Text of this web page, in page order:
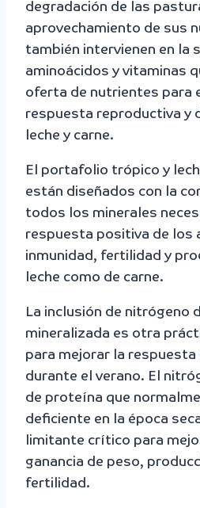
degradación de las
aprovechamiento de sus
también intervienen en la
aminoácidos y vitaminas
oferta de nutrientes para
respuesta reproductiva y
leche y carne.
El portafolio trópico y
están diseñados con la
todos los minerales
respuesta positiva de los
inmunidad, fertilidad y
leche como de carne.
La inclusión de nitrógeno
mineralizada es otra
para mejorar la respuesta
durante el verano. El
de proteína que
deficiente en la época
limitante crítico para
ganancia de peso,
fertilidad.